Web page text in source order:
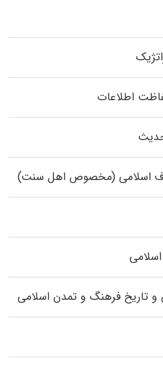
اطلاعات
اسلامی (مخصوص اهل سنت)
و تاریخ فرهنگ و تمدن اسلامی